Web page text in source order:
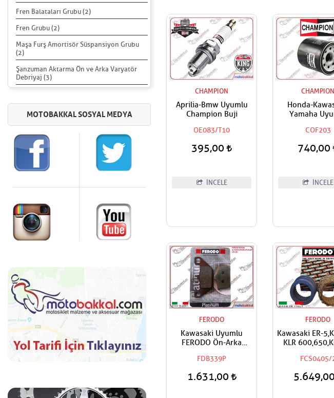
Fren Balataları Grubu (2)
Fren Grubu (2)
Maşa Furş Amortisör Süspansiyon Grubu
(2)
Şanzuman Aktarma Ön ve Arka Varyatör
Debriyaj (3)
CHAMPION
Aprilia-Bmw Uyumlu
Champion Buji
OE083/T10
395,00
İNCELE
CHAMPION
Honda-
Yamaha
COF203
740,00
İNCELE
FERODO
Kawasaki Uyumlu
FERODO Ön-Arka
FDB339P
1.631,00
FERODO
Kawasaki ER-
KLR
Debriyaj Balata
Takımı
FCS0405/